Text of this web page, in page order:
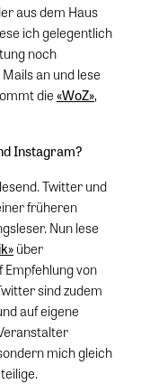
aus dem Haus
ich gelegentlich
noch
an und lese
die«WoZ»,
Instagram?
Twitter und
früheren
Nun lese
über
Empfehlung von
sind zudem
auf eigene
mich gleich